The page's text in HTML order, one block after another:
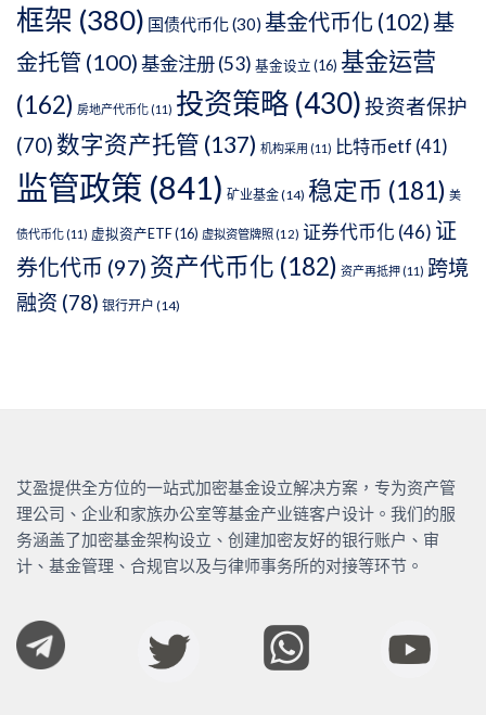
框架 (380) 国债代币化(30) 基金代币化 (102) 基
金托管 (100)基金注册(53) 基金设立 (16) 基金运营
(162) 房地产代币化 (11) 投资策略 (430)投资者保护
(70) 数字资产托管 (137) 机构采用 (11) 比特币etf (41)
监管政策 (841) 矿业基金(14) 稳定币 (181) 美
债代币化 (11) 虚拟资产ETF(16) 虚拟资管牌照 (12) 证券代币化 (46) 证
券化代币 (97) 资产代币化 (182) 资产再抵押 (11) 跨境
融资 (78) 银行开户 (14)
艾盈提供全方位的一站式加密基金设立解决方案，专为资产管
理公司、企业和家族办公室等基金产业链客户设计。我们的服
务涵盖了加密基金架构设立、创建加密友好的银行账户、审
计、基金管理、合规官以及与律师事务所的对接等环节。